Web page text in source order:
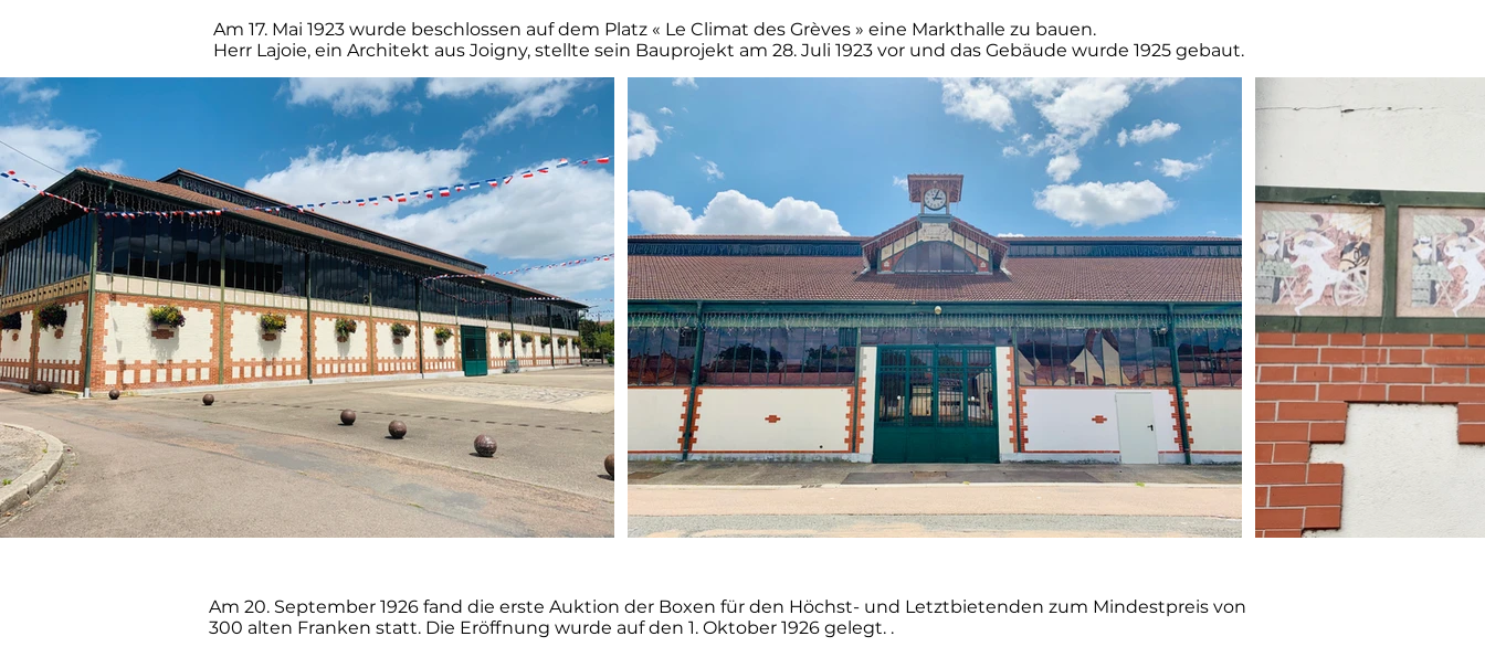
Am 17. Mai 1923 wurde beschlossen auf dem Platz « Le Climat des Grèves » eine Markthalle zu bauen.
Herr Lajoie, ein Architekt aus Joigny, stellte sein Bauprojekt am 28. Juli 1923 vor und das Gebäude wurde 1925 gebaut.
Am 20. September 1926 fand die erste Auktion der Boxen für den Höchst- und Letztbietenden zum Mindestpreis von
300 alten Franken statt. Die Eröffnung wurde auf den 1. Oktober 1926 gelegt. .